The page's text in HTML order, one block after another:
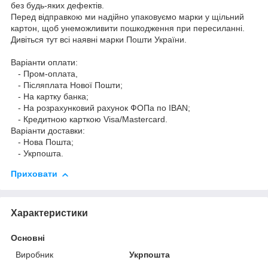
без будь-яких дефектів.
Перед відправкою ми надійно упаковуємо марки у щільний
картон, щоб унеможливити пошкодження при пересиланні.
Дивіться тут всі наявні марки Пошти України.
Варіанти оплати:
- Пром-оплата,
- Післяплата Нової Пошти;
- На картку банка;
- На розрахунковий рахунок ФОПа по IBAN;
- Кредитною карткою Visa/Mastercard.
Варіанти доставки:
- Нова Пошта;
- Укрпошта.
Приховати
Характеристики
Основні
Виробник
Укрпошта